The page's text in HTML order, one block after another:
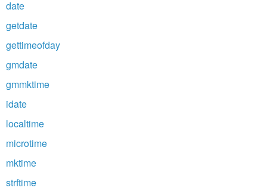
date
getdate
gettimeofday
gmdate
gmmktime
idate
localtime
microtime
mktime
strftime